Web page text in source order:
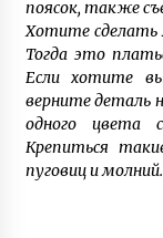
поясок, также
Хотите
Тогда это
Если хотите
верните деталь
одного цвета
Крепиться
пуговиц и молний.